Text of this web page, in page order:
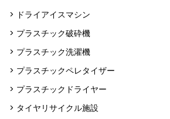
> ドライアイスマシン
> プラスチック破砕機
> プラスチック洗濯機
> プラスチックペレタイザー
> プラスチックドライヤー
> タイヤリサイクル施設